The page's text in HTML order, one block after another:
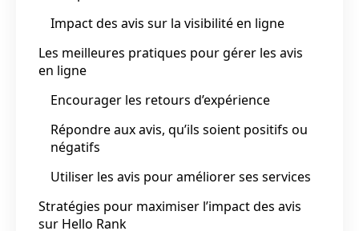
Impact des avis sur la visibilité en ligne
Les meilleures pratiques pour gérer les avis
en ligne
Encourager les retours d’expérience
Répondre aux avis, qu’ils soient positifs ou
négatifs
Utiliser les avis pour améliorer ses services
Stratégies pour maximiser l’impact des avis
sur Hello Rank